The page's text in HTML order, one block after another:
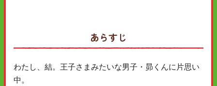
あらすじ
わたし、結。王子さまみたいな男子・昴くんに片思い
中。